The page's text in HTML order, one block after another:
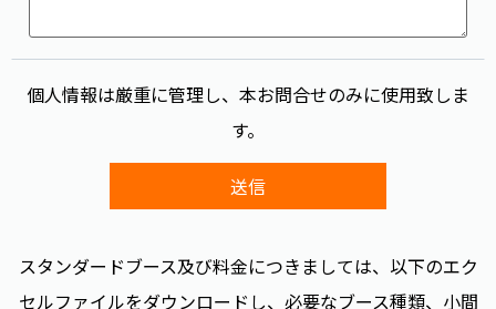
個人情報は厳重に管理し、本お問合せのみに使用致しま
す。
スタンダードブース及び料金につきましては、以下のエク
セルファイルをダウンロードし、必要なブース種類、小間